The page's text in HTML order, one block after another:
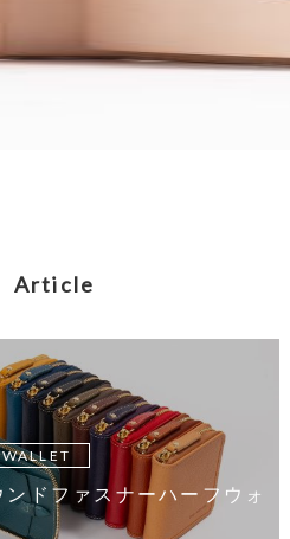
Article
WALLET
ドファスナーハーフウォ